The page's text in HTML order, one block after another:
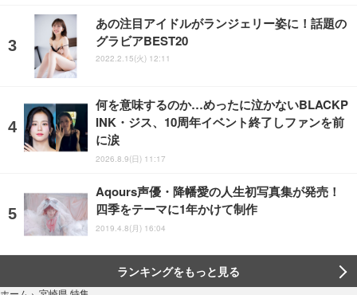
あの注目アイドルがランジェリー姿に！話題の
グラビアBEST20
2022.2.15(火) 12:11
何を意味するのか…めったに泣かないBLACKP
INK・ジス、10周年イベント終了しファンを前
に涙
2026.8.9(日) 11:17
Aqours声優・降幡愛の人生初写真集が発売！
四季をテーマに1年かけて制作
2019.4.8(月) 16:04
ランキングをもっと見る